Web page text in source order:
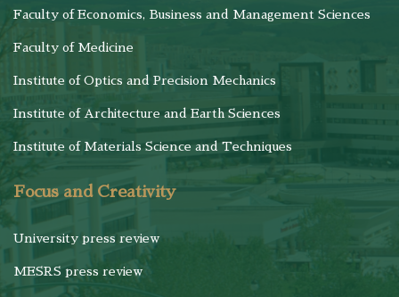
Faculty of Economics, Business and Management Sciences
Faculty of Medicine
Institute of Optics and Precision Mechanics
Institute of Architecture and Earth Sciences
Institute of Materials Science and Techniques
Focus and Creativity
University press review
MESRS press review